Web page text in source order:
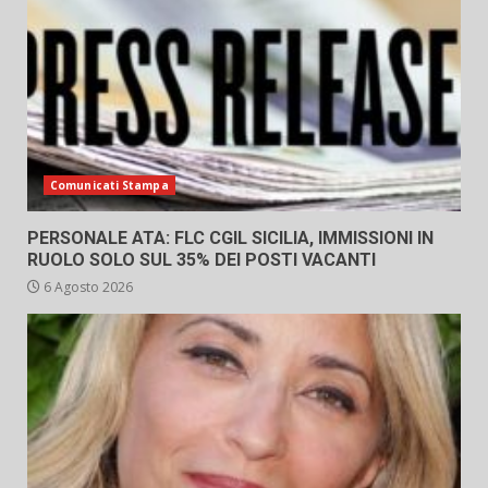
Comunicati Stampa
PERSONALE ATA: FLC CGIL SICILIA, IMMISSIONI IN
RUOLO SOLO SUL 35% DEI POSTI VACANTI
6 Agosto 2026